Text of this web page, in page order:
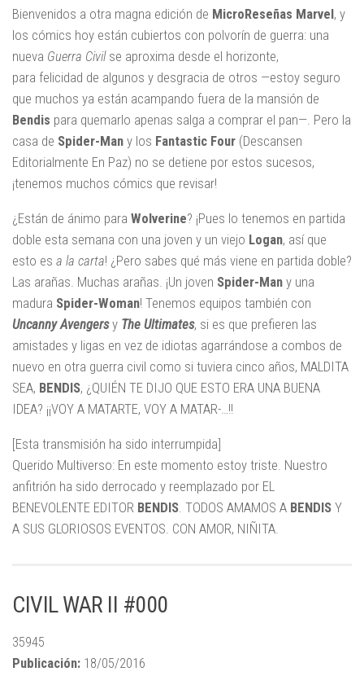
Bienvenidos a otra magna edición de MicroReseñas Marvel, y
los cómics hoy están cubiertos con polvorín de guerra: una
nueva Guerra Civilse aproxima desde el horizonte,
para felicidad de algunos y desgracia de otros —estoy seguro
que muchos ya están acampando fuera de la mansión de
Bendis para quemarlo apenas salga a comprar el pan—. Pero la
casa de Spider-Man y los Fantastic Four (Descansen
Editorialmente En Paz) no se detiene por estos sucesos,
¡tenemos muchos cómics que revisar!
¿Están de ánimo para Wolverine? ¡Pues lo tenemos en partida
doble esta semana con una joven y un viejo Logan, así que
esto es a la carta! ¿Pero sabes qué más viene en partida doble?
Las arañas. Muchas arañas. ¡Un joven Spider-Man y una
madura Spider-Woman! Tenemos equipos también con
Uncanny Avengersy The Ultimates, si es que prefieren las
amistades y ligas en vez de idiotas agarrándose a combos de
nuevo en otra guerra civil como si tuviera cinco años, MALDITA
SEA, BENDIS, ¿QUIÉN TE DIJO QUE ESTO ERA UNA BUENA
IDEA? ¡¡VOY A MATARTE, VOY A MATAR-…!!
[Esta transmisión ha sido interrumpida]
Querido Multiverso: En este momento estoy triste. Nuestro
anfitrión ha sido derrocado y reemplazado por EL
BENEVOLENTE EDITOR BENDIS . TODOS AMAMOS A BENDIS Y
A SUS GLORIOSOS EVENTOS. CON AMOR, NIÑITA.
CIVIL WAR II #000
35945
Publicación: 18/05/2016